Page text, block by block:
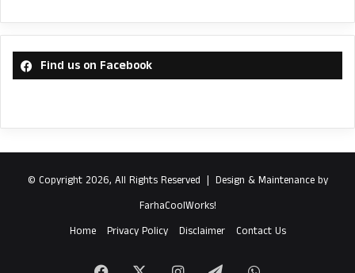
Find us on Facebook
© Copyright 2026, All Rights Reserved | Design & Maintenance by
FarhaCoolWorks!
Home
Privacy Policy Disclaimer Contact Us